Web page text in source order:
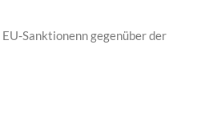
Sanktionenn gegenüber der